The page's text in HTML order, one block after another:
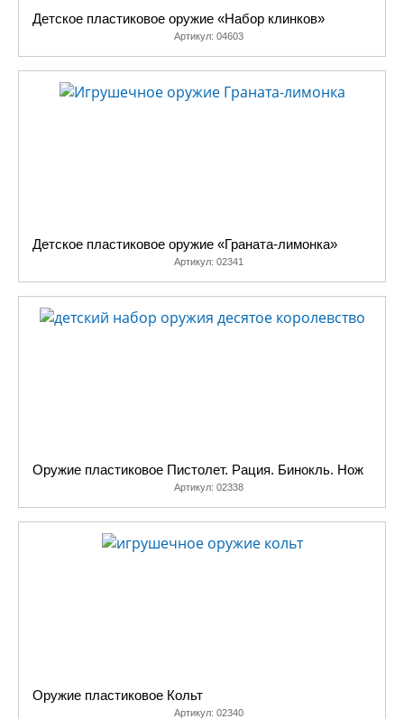
Детское пластиковое оружие «Набор клинков»
Артикул: 04603
Детское пластиковое оружие «Граната-лимонка»
Артикул: 02341
Оружие пластиковое Пистолет. Рация. Бинокль. Нож
Артикул: 02338
Оружие пластиковое Кольт
Артикул: 02340